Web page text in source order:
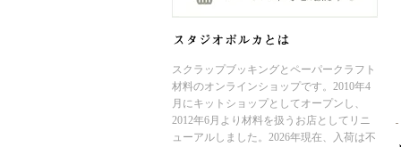
スクラップブッキングとペーパークラフト
材料のオンラインショップです。2010年4
月にキットショップとしてオープンし、
2012年6月より材料を扱うお店としてリニ
ューアルしました。2026年現在、入荷は不